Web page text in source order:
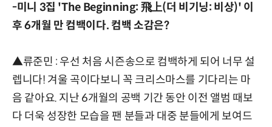
-미니 3집 'The Beginning: 飛上(더 비기닝: 비상)' 이
후 6개월 만 컴백이다. 컴백 소감은?
▲류준민 : 우선 처음 시즌송으로 컴백하게 되어 너무 설
렙니다! 겨울 곡이다보니 꼭 크리스마스를 기다리는 마
음 같아요. 지난 6개월의 공백 기간 동안 이전 앨범 때보
다 더욱 성장한 모습을 팬 분들과 대중 분들에게 보여드